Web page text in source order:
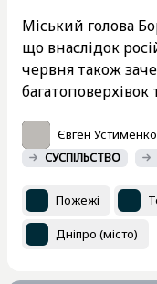
Міський голова
що внаслідок
червня також
багатоповерхівок
Євген Устименко
СУСПІЛЬСТВО
Пожежі
Дніпро (місто)